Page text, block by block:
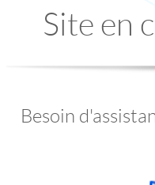
Site en
Besoin